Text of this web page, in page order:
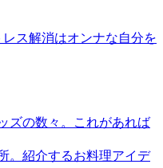
ス解消はオンナな自分を
ズの数々。これがあれば
。紹介するお料理アイデ